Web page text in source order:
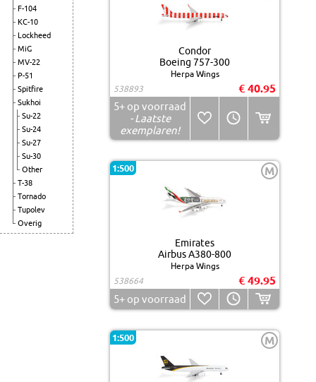
F-104
KC-10
Lockheed
MiG
MV-22
P-51
Spitfire
Sukhoi
Su-22
Su-24
Su-27
Su-30
Other
T-38
Tornado
Tupolev
Overig
Condor
Boeing 757-300
Herpa Wings
538893
€ 40.95
5+ op voorraad
- Laatste
exemplaren!
1:500 M
Emirates
Airbus A380-800
Herpa Wings
538664
€ 49.95
5+ op voorraad
1:500 M